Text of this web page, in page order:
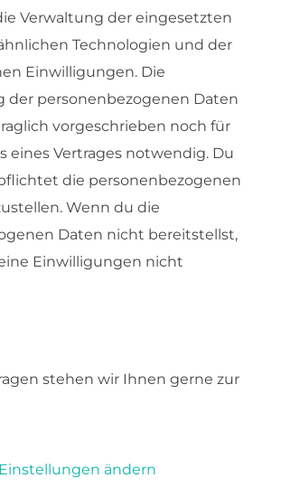
Verwaltung der eingesetzten
Technologien und der
Einwilligungen. Die
der personenbezogenen Daten
vorgeschrieben noch für
eines Vertrages notwendig. Du
die personenbezogenen
Wenn du die
Daten nicht bereitstellst,
Einwilligungen nicht
stehen wir Ihnen gerne zur
ändern